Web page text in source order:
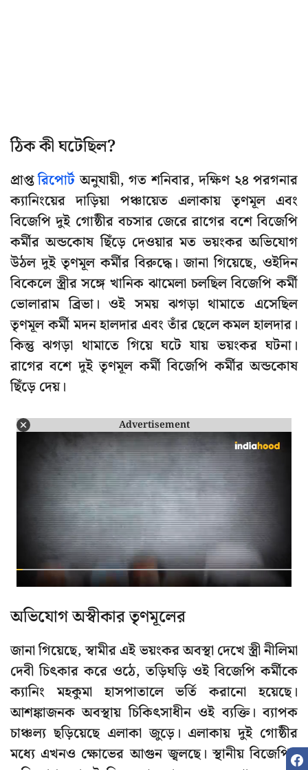
ঠিক কী ঘটেছিল?
প্রাপ্তরিপোর্টঅনুযায়ী, গত শনিবার, দক্ষিণ ২৪ পরগনার
ক্যানিংয়ের দাড়িয়া পঞ্চায়েত এলাকায় তৃণমূল এবং
বিজেপি দুই গোষ্ঠীর বচসার জেরে রাগের বশে বিজেপি
কর্মীর অন্ডকোষ ছিঁড়ে দেওয়ার মত ভয়ংকর অভিযোগ
উঠল দুই তৃণমূল কর্মীর বিরুদ্ধে। জানা গিয়েছে, ওইদিন
বিকেলে স্ত্রীর সঙ্গে খানিক ঝামেলা চলছিল বিজেপি কর্মী
ভোলারাম ব্রিভা। ওই সময় ঝগড়া থামাতে এসেছিল
তৃণমূল কর্মী মদন হালদার এবং তাঁর ছেলে কমল হালদার।
কিন্তু ঝগড়া থামাতে গিয়ে ঘটে যায় ভয়ংকর ঘটনা।
রাগের বশে দুই তৃণমূল কর্মী বিজেপি কর্মীর অন্ডকোষ
ছিঁড়ে দেয়।
Advertisement
অভিযোগ অস্বীকার তৃণমূলের
জানা গিয়েছে, স্বামীর এই ভয়ংকর অবস্থা দেখে স্ত্রী নীলিমা
দেবী চিৎকার করে ওঠে, তড়িঘড়ি ওই বিজেপি কর্মীকে
ক্যানিং মহকুমা হাসপাতালে ভর্তি করানো হয়েছে।
আশঙ্কাজনক অবস্থায় চিকিৎসাধীন ওই ব্যক্তি। ব্যাপক
চাঞ্চল্য ছড়িয়েছে এলাকা জুড়ে। এলাকায় দুই গোষ্ঠীর
মধ্যে এখনও ক্ষোভের আগুন জ্বলছে। স্থানীয় বিজেপির